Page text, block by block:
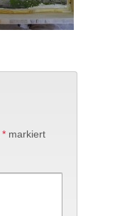
* markiert